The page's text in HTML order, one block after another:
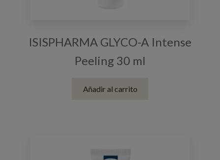
ISISPHARMA GLYCO-A Intense
Peeling 30 ml
Añadir al carrito